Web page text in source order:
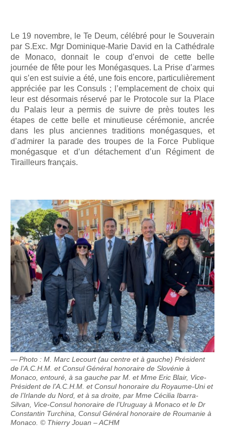
Le 19 novembre, le Te Deum, célébré pour le Souverain
par S.Exc. Mgr Dominique-Marie David en la Cathédrale
de Monaco, donnait le coup d’envoi de cette belle
journée de fête pour les Monégasques. La Prise d’armes
qui s’en est suivie a été, une fois encore, particulièrement
appréciée par les Consuls ; l’emplacement de choix qui
leur est désormais réservé par le Protocole sur la Place
du Palais leur a permis de suivre de près toutes les
étapes de cette belle et minutieuse cérémonie, ancrée
dans les plus anciennes traditions monégasques, et
d’admirer la parade des troupes de la Force Publique
monégasque et d’un détachement d’un Régiment de
Tirailleurs français.
Photo : M. Marc Lecourt (au centre et à gauche) Président
de l’A.C.H.M. et Consul Général honoraire de Slovénie à
Monaco, entouré, à sa gauche par M. et Mme Eric Blair, Vice-
Président de l’A.C.H.M. et Consul honoraire du Royaume-Uni et
de l’Irlande du Nord, et à sa droite, par Mme Cécilia Ibarra-
Silvan, Vice-Consul honoraire de l’Uruguay à Monaco et le Dr
Constantin Turchina, Consul Général honoraire de Roumanie à
Monaco. © Thierry Jouan – ACHM